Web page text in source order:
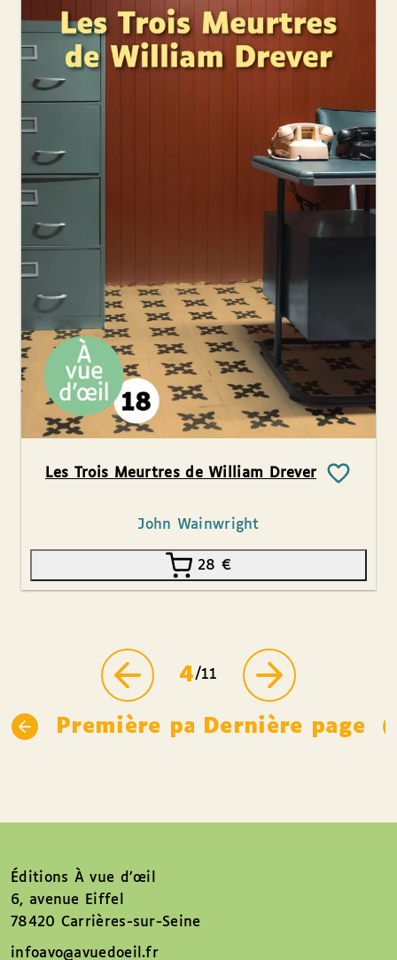
Les Trois Meurtres de William Drever
John Wainwright
28 €
Première page
4/11
Dernière page
Éditions À vue d’œil
6, avenue Eiffel
78420 Carrières-sur-Seine
infoavo@avuedoeil.fr